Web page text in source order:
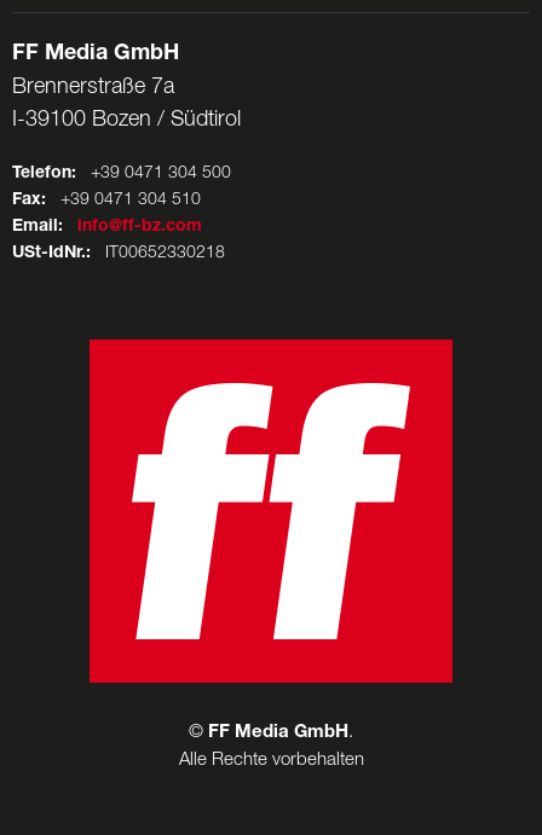
FF Media GmbH
Brennerstraße 7a
I-39100 Bozen / Südtirol
Telefon: +39 0471 304 500
Fax: +39 0471 304 510
Email:
info@ff-bz.com
USt-IdNr.: IT00652330218
© FF Media GmbH .
Alle Rechte vorbehalten